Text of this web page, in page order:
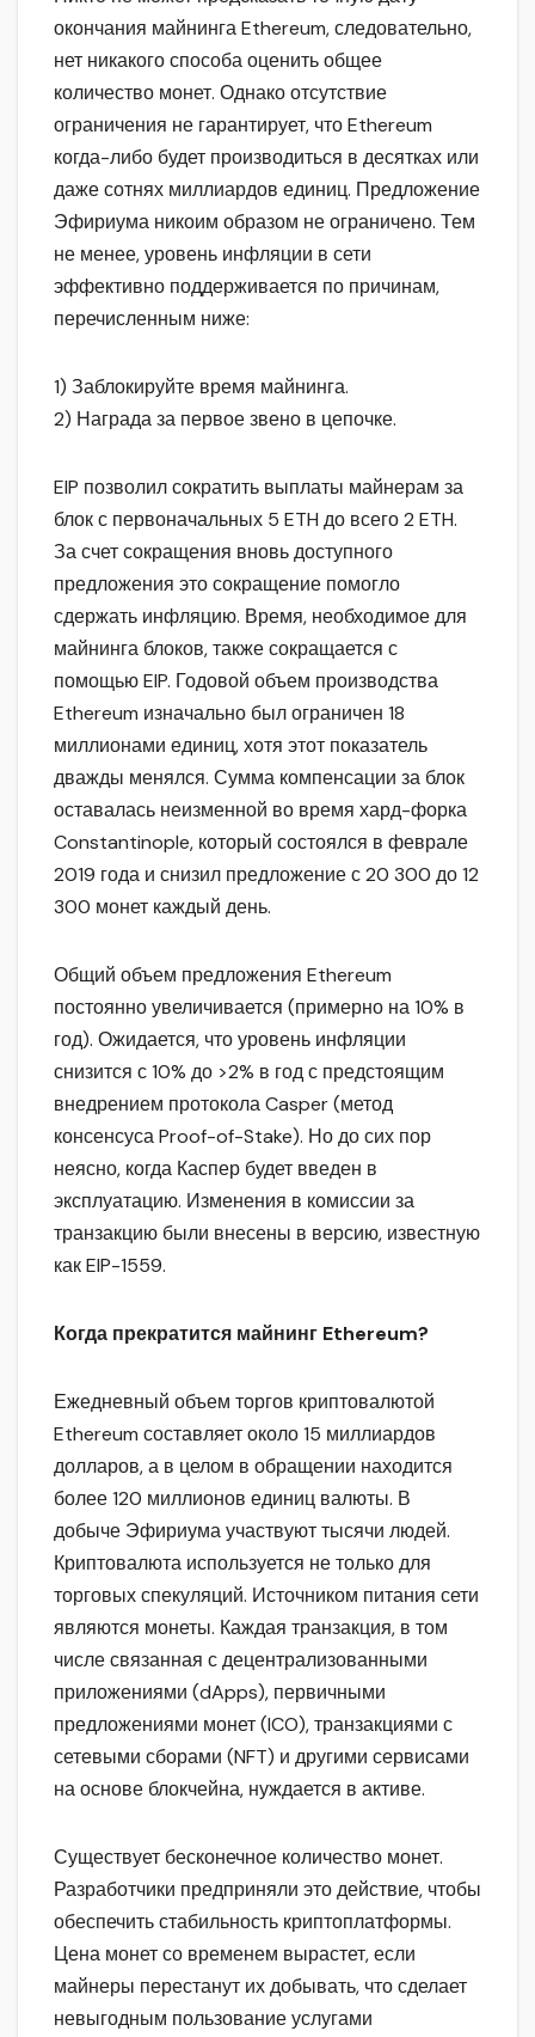
окончания майнинга Ethereum, следовательно,
нет никакого способа оценить общее
количество монет. Однако отсутствие
ограничения не гарантирует, что Ethereum
когда-либо будет производиться в десятках или
даже сотнях миллиардов единиц. Предложение
Эфириума никоим образом не ограничено. Тем
не менее, уровень инфляции в сети
эффективно поддерживается по причинам,
перечисленным ниже:
1) Заблокируйте время майнинга.
2) Награда за первое звено в цепочке.
EIP позволил сократить выплаты майнерам за
блок с первоначальных 5 ETH до всего 2 ETH.
За счет сокращения вновь доступного
предложения это сокращение помогло
сдержать инфляцию. Время, необходимое для
майнинга блоков, также сокращается с
помощью EIP. Годовой объем производства
Ethereum изначально был ограничен 18
миллионами единиц, хотя этот показатель
дважды менялся. Сумма компенсации за блок
оставалась неизменной во время хард-форка
Constantinople, который состоялся в феврале
2019 года и снизил предложение с 20 300 до 12
300 монет каждый день.
Общий объем предложения Ethereum
постоянно увеличивается (примерно на 10% в
год). Ожидается, что уровень инфляции
снизится с 10% до >2% в год с предстоящим
внедрением протокола Casper (метод
консенсуса Proof-of-Stake). Но до сих пор
неясно, когда Каспер будет введен в
эксплуатацию. Изменения в комиссии за
транзакцию были внесены в версию, известную
как EIP-1559.
Когда прекратится майнинг Ethereum?
Ежедневный объем торгов криптовалютой
Ethereum составляет около 15 миллиардов
долларов, а в целом в обращении находится
более 120 миллионов единиц валюты. В
добыче Эфириума участвуют тысячи людей.
Криптовалюта используется не только для
торговых спекуляций. Источником питания сети
являются монеты. Каждая транзакция, в том
числе связанная с децентрализованными
приложениями (dApps), первичными
предложениями монет (ICO), транзакциями с
сетевыми сборами (NFT) и другими сервисами
на основе блокчейна, нуждается в активе.
Существует бесконечное количество монет.
Разработчики предприняли это действие, чтобы
обеспечить стабильность криптоплатформы.
Цена монет со временем вырастет, если
майнеры перестанут их добывать, что сделает
невыгодным пользование услугами